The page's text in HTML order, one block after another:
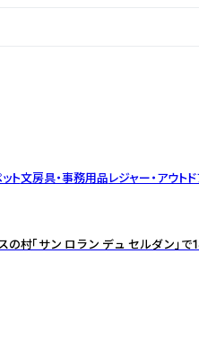
ト文房具・事務用品レジャー・アウト
の村「サン ロラン デュ セルダン」